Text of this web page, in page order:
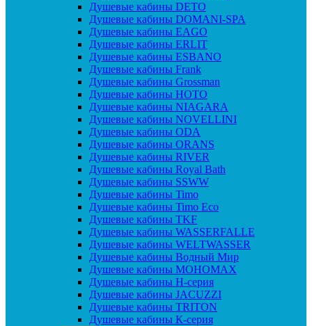
Душевые кабины DETO
Душевые кабины DOMANI-SPA
Душевые кабины EAGO
Душевые кабины ERLIT
Душевые кабины ESBANO
Душевые кабины Frank
Душевые кабины Grossman
Душевые кабины HOTO
Душевые кабины NIAGARA
Душевые кабины NOVELLINI
Душевые кабины ODA
Душевые кабины ORANS
Душевые кабины RIVER
Душевые кабины Royal Bath
Душевые кабины SSWW
Душевые кабины Timo
Душевые кабины Timo Eco
Душевые кабины TKF
Душевые кабины WASSERFALLE
Душевые кабины WELTWASSER
Душевые кабины Водный Мир
Душевые кабины МОНОМАХ
Душевые кабины H-серия
Душевые кабины JACUZZI
Душевые кабины TRITON
Душевые кабины К-серия